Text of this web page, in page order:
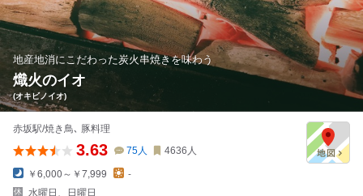
地産地消にこだわった炭火串焼きを味わう
熾火のイオ
(オキビノイオ)
赤坂駅/焼き鳥､ 豚料理
3.63 75人 4636 人
￥6,000～￥7,999
-
水曜日、日曜日